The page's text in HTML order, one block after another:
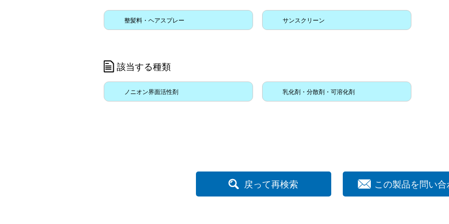
整髪料・ヘアスプレー サンスクリーン
該当する種類
ノニオン界面活性剤 乳化剤・分散剤・可溶化剤
戻って再検索 この製品を問い合